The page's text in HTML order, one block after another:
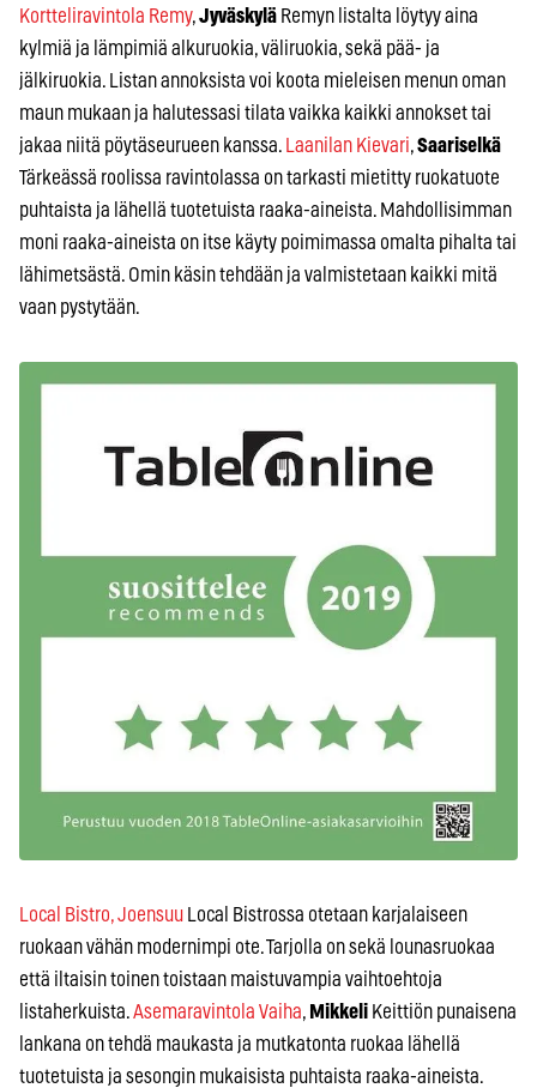
Kortteliravintola Remy,Jyväskylä Remyn listalta löytyy aina
kylmiä ja lämpimiä alkuruokia, väliruokia, sekä pää- ja
jälkiruokia. Listan annoksista voi koota mieleisen menun oman
maun mukaan ja halutessasi tilata vaikka kaikki annokset tai
jakaa niitä pöytäseurueen kanssa. Laanilan Kievari,Saariselkä
Tärkeässä roolissa ravintolassa on tarkasti mietitty ruokatuote
puhtaista ja lähellä tuotetuista raaka-aineista. Mahdollisimman
moni raaka-aineista on itse käyty poimimassa omalta pihalta tai
lähimetsästä. Omin käsin tehdään ja valmistetaan kaikki mitä
vaan pystytään.
Local Bistro, Joensuu Local Bistrossa otetaan karjalaiseen
ruokaan vähän modernimpi ote. Tarjolla on sekä lounasruokaa
että iltaisin toinen toistaan maistuvampia vaihtoehtoja
listaherkuista.Asemaravintola Vaiha, Mikkeli Keittiön punaisena
lankana on tehdä maukasta ja mutkatonta ruokaa lähellä
tuotetuista ja sesongin mukaisista puhtaista raaka-aineista.